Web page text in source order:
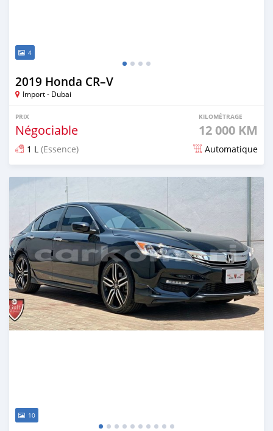
4
2019 Honda CR–V
Import - Dubai
PRIX
Négociable
KILOMÉTRAGE
12 000 KM
1 L (Essence) Automatique
Publié il y a plus de 5 ans
10